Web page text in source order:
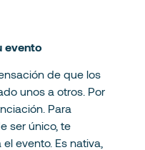
evento
de que los
unos a otros. Por
Para
ser único, te
evento. Es nativa,